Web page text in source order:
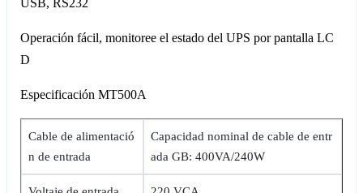
Operación fácil, monitoree el estado del UPS por pantalla LC
D
Especificación MT500A
Cable de alimentació
n de entrada
Capacidad nominal de cable de entr
ada GB: 400VA/240W